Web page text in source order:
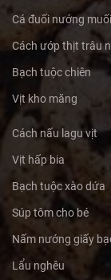
Cá đuối nướng
Cách ướp thịt trâu
Bạch tuộc chiên
Vịt kho măng
Cách nấu lagu vịt
Vịt hấp bia
Bạch tuộc xào dứa
Súp tôm cho bé
Nấm nướng giấy
Lẩu nghêu